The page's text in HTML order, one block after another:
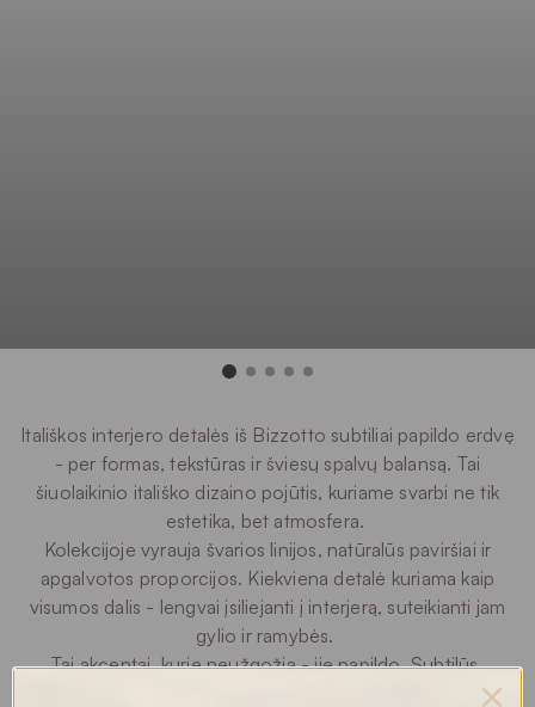
Itališkos interjero detalės iš Bizzotto subtiliai papildo erdvę
- per formas, tekstūras ir šviesų spalvų balansą. Tai
šiuolaikinio itališko dizaino pojūtis, kuriame svarbi ne tik
estetika, bet atmosfera.
Kolekcijoje vyrauja švarios linijos, natūralūs paviršiai ir
apgalvotos proporcijos. Kiekviena detalė kuriama kaip
visumos dalis - lengvai įsiliejanti į interjerą, suteikianti jam
gylio ir ramybės.
Tai akcentai, kurie neužgožia - jie papildo. Subtilūs,